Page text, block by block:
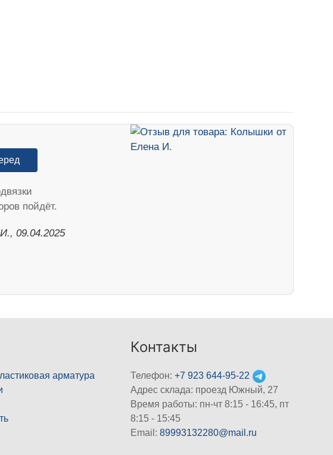
пойдёт.
09.04.2025
арматура
Контакты
Телефон:+7 923 644-95-22
Адрес склада: проезд Южный, 27
Время работы: пн-чт 8:15 - 16:45, пт
8:15 - 15:45
Email:89993132280@mail.ru